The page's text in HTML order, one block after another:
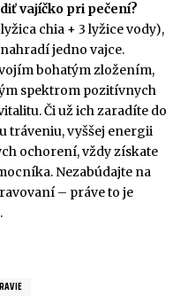
vajíčko pri pečení?
chia + 3 lyžice vody),
jedno vajce.
bohatým zložením,
spektrom pozitívnych
Či už ich zaradíte do
tráveniu, vyššej energii
ochorení, vždy získate
Nezabúdajte na
– práve to je